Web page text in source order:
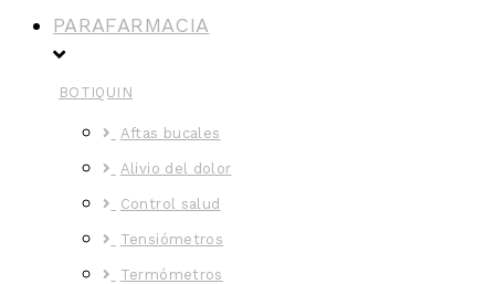
PARAFARMACIA
BOTIQUIN
Aftas bucales
Alivio del dolor
Control salud
Tensiómetros
Termómetros